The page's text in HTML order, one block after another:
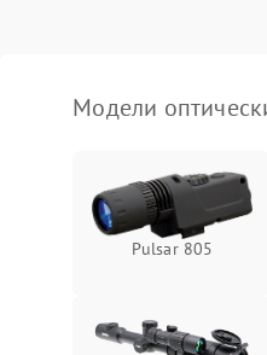
Модели
Pulsar 805